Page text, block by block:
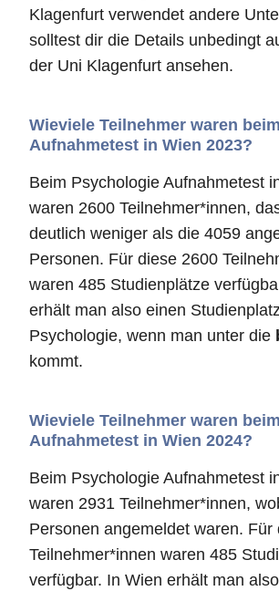
Klagenfurt verwendet andere
solltest dir die Details unbedingt
der Uni Klagenfurt ansehen.
Wieviele Teilnehmer waren beim
Aufnahmetest in Wien 2023?
Beim Psychologie Aufnahmetest
waren 2600 Teilnehmer*innen,
deutlich weniger als die 4059
Personen. Für diese 2600
waren 485 Studienplätze
erhält man also einen
Psychologie, wenn man unter die
kommt.
Wieviele Teilnehmer waren beim
Aufnahmetest in Wien 2024?
Beim Psychologie Aufnahmetest
waren 2931 Teilnehmer*innen,
Personen angemeldet waren. Für
Teilnehmer*innen waren 485
verfügbar. In Wien erhält man